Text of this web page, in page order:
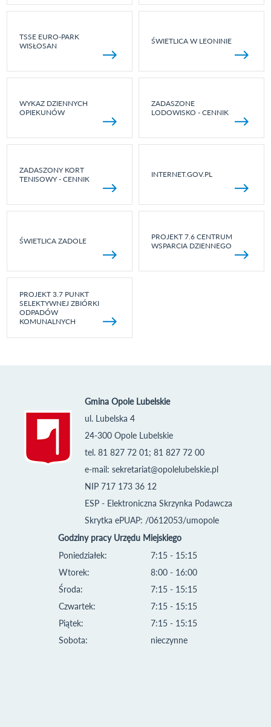
TSSE EURO-PARK
WISŁOSAN
ŚWIETLICA W LEONINIE
WYKAZ DZIENNYCH
OPIEKUNÓW
ZADASZONE
LODOWISKO - CENNIK
ZADASZONY KORT
TENISOWY - CENNIK
INTERNET.GOV.PL
ŚWIETLICA ZADOLE
PROJEKT 7.6 CENTRUM
WSPARCIA DZIENNEGO
PROJEKT 3.7 PUNKT
SELEKTYWNEJ ZBIÓRKI
ODPADÓW
KOMUNALNYCH
Gmina Opole Lubelskie
ul. Lubelska 4
24-300 Opole Lubelskie
tel. 81 827 72 01; 81 827 72 00
e-mail: sekretariat@opolelubelskie.pl
NIP 717 173 36 12
ESP - Elektroniczna Skrzynka Podawcza
Skrytka ePUAP: /0612053/umopole
Godziny pracy Urzędu Miejskiego
Poniedziałek:
Wtorek:
Środa:
Czwartek:
Piątek:
Sobota:
7:15 - 15:15
8:00 - 16:00
7:15 - 15:15
7:15 - 15:15
7:15 - 15:15
nieczynne